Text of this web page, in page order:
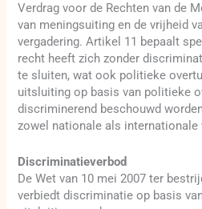
Verdrag voor de Rechten van de
van meningsuiting en de vrijheid
vergadering. Artikel 11 bepaalt
recht heeft zich zonder
te sluiten, wat ook politieke
uitsluiting op basis van politieke
discriminerend beschouwd
zowel nationale als internationale
Discriminatieverbod
De Wet van 10 mei 2007 ter
verbiedt discriminatie op basis